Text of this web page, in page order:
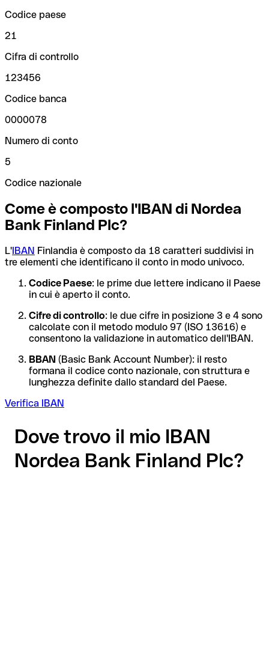
Codice paese
21
Cifra di controllo
123456
Codice banca
0000078
Numero di conto
5
Codice nazionale
Come è composto l'IBAN di Nordea
Bank Finland Plc?
L'IBAN Finlandia è composto da 18 caratteri suddivisi in
tre elementi che identificano il conto in modo univoco.
Codice Paese: le prime due lettere indicano il Paese
in cui è aperto il conto.
Cifre di controllo: le due cifre in posizione 3 e 4 sono
calcolate con il metodo modulo 97 (ISO 13616) e
consentono la validazione in automatico dell'IBAN.
BBAN (Basic Bank Account Number): il resto
formana il codice conto nazionale, con struttura e
lunghezza definite dallo standard del Paese.
Verifica IBAN
Dove trovo il mio IBAN
Nordea Bank Finland Plc?